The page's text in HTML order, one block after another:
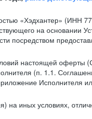
«Хэдхантер» (ИНН
на основании
посредством
настоящей оферты
(п. 1.1.
Исполнителя
иных условиях,